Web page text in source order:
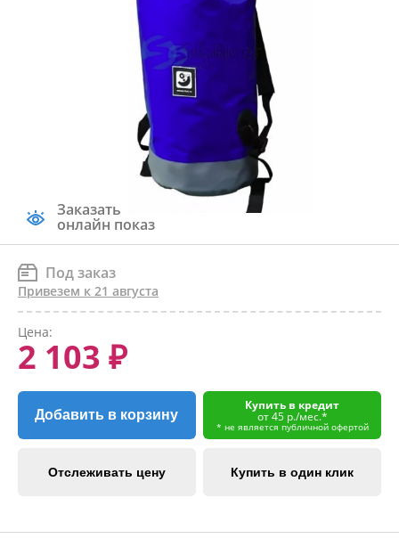
Заказать
онлайн показ
Под заказ
Привезем к 21 августа
Цена:
2 103 ₽
Добавить в корзину
Купить в кредит
от 45 р./мес.*
* не является публичной офертой
Отслеживать цену Купить в один клик